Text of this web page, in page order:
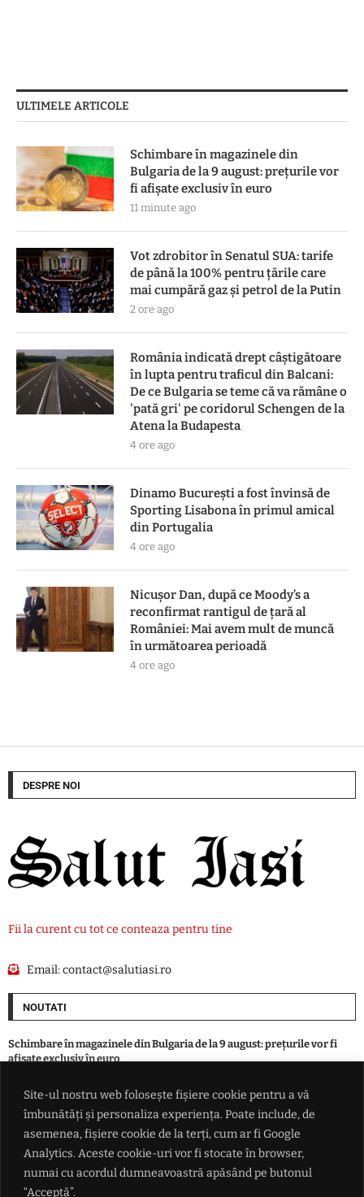
Site-ul nostru web folosește fișiere cookie pentru a vă
îmbunătăți și personaliza experiența. Poate include, de
asemenea, fișiere cookie de la terți, cum ar fi Google
Analytics. Aceste cookie-uri vor fi stocate în browser,
numai cu acordul dumneavoastră apăsând pe butonul
“Acceptă”.
ULTIMELE ARTICOLE
Schimbare în magazinele din
Bulgaria de la 9 august: prețurile vor
fi afișate exclusiv în euro
11 minute ago
Vot zdrobitor în Senatul SUA: tarife
de până la 100% pentru țările care
mai cumpără gaz și petrol de la Putin
2 ore ago
România indicată drept câștigătoare
în lupta pentru traficul din Balcani:
De ce Bulgaria se teme că va rămâne o
'pată gri' pe coridorul Schengen de la
Atena la Budapesta
4 ore ago
Dinamo București a fost învinsă de
Sporting Lisabona în primul amical
din Portugalia
4 ore ago
Nicușor Dan, după ce Moody’s a
reconfirmat rantigul de țară al
României: Mai avem mult de muncă
în următoarea perioadă
4 ore ago
DESPRE NOI
Fii la curent cu tot ce conteaza pentru tine
Email:contact@salutiasi.ro
NOUTATI
Schimbare în magazinele din Bulgaria de la 9 august: prețurile vor fi
afișate exclusiv în euro
Vot zdrobitor în Senatul SUA: tarife de până la 100% pentru țările care
mai cumpără gaz și petrol de la Putin
România indicată drept câștigătoare în lupta pentru traficul din
Balcani: De ce Bulgaria se teme că va rămâne o 'pată gri' pe coridorul
Schengen de la Atena la Budapesta